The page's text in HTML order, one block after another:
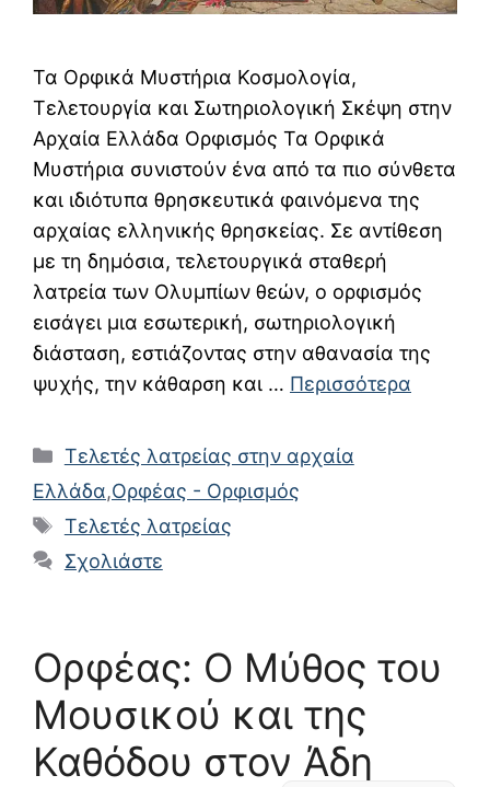
Τα Ορφικά Μυστήρια Κοσμολογία,
Τελετουργία και Σωτηριολογική Σκέψη στην
Αρχαία Ελλάδα Ορφισμός Τα Ορφικά
Μυστήρια συνιστούν ένα από τα πιο σύνθετα
και ιδιότυπα θρησκευτικά φαινόμενα της
αρχαίας ελληνικής θρησκείας. Σε αντίθεση
με τη δημόσια, τελετουργικά σταθερή
λατρεία των Ολυμπίων θεών, ο ορφισμός
εισάγει μια εσωτερική, σωτηριολογική
διάσταση, εστιάζοντας στην αθανασία της
ψυχής, την κάθαρση και … Περισσότερα
Κατηγορίες
Τελετές λατρείας στην αρχαία
Ελλάδα,Ορφέας - Ορφισμός
Ετικέτες
Τελετές λατρείας
Σχολιάστε
Ορφέας: Ο Μύθος του
Μουσικού και της
Καθόδου στον Άδη